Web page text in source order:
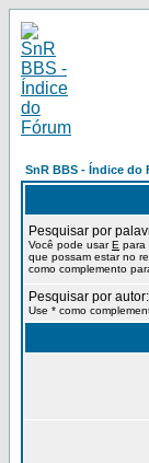
SnR BBS - Índice do
Pesquisar por
Você pode usarE para
que possam estar no
como complemento
Pesquisar por autor:
Use * como